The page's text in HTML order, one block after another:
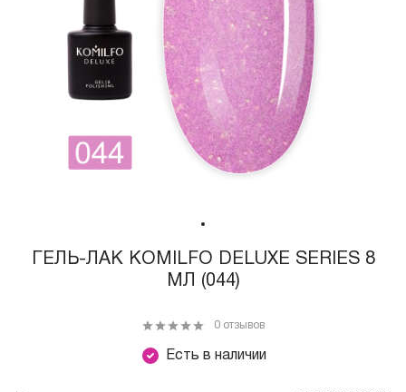
ГЕЛЬ-ЛАК KOMILFO DELUXE SERIES 8
МЛ (044)
Есть в наличии
0 отзывов